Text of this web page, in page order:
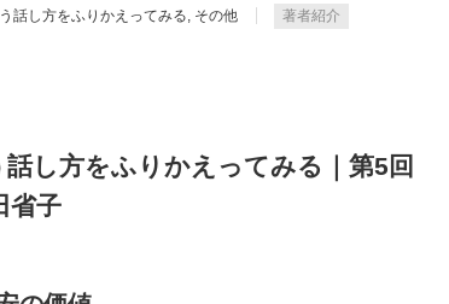
話し方をふりかえってみる その他 著者紹介
話し方をふりかえってみる｜第5回
省子